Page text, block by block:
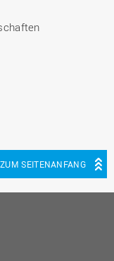
ZUM SEITENANFANG